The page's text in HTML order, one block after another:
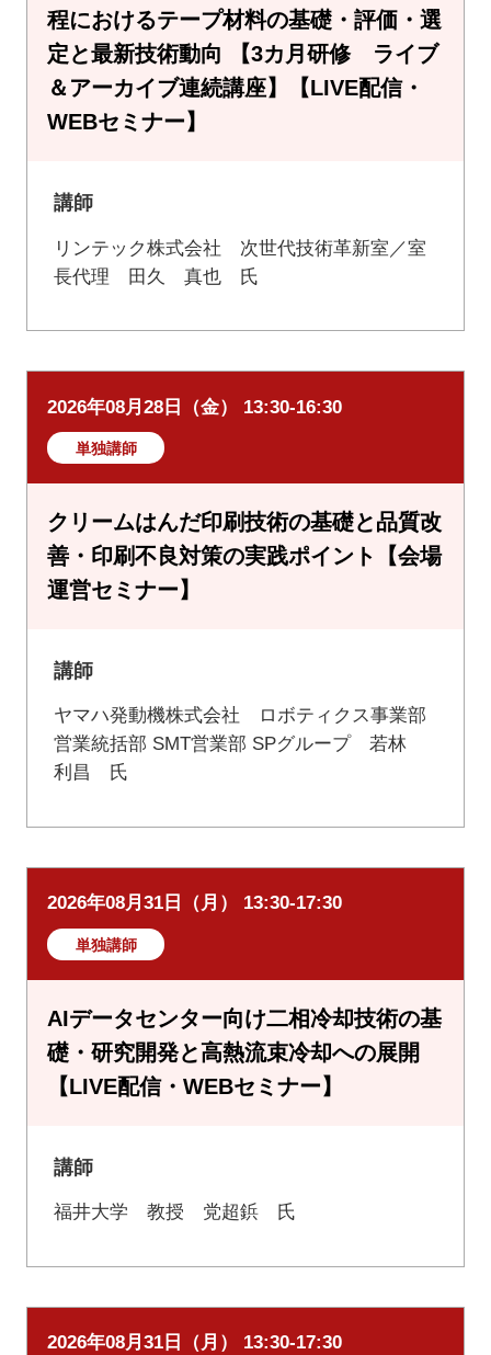
程におけるテープ材料の基礎・評価・選
定と最新技術動向 【3カ月研修 ライブ
＆アーカイブ連続講座】【LIVE配信・
WEBセミナー】
講師
リンテック株式会社 次世代技術革新室／室
長代理 田久 真也 氏
2026年08月28日（金） 13:30-16:30
単独講師
クリームはんだ印刷技術の基礎と品質改
善・印刷不良対策の実践ポイント【会場
運営セミナー】
講師
ヤマハ発動機株式会社 ロボティクス事業部
営業統括部 SMT営業部 SPグループ 若林
利昌 氏
2026年08月31日（月） 13:30-17:30
単独講師
AIデータセンター向け二相冷却技術の基
礎・研究開発と高熱流束冷却への展開
【LIVE配信・WEBセミナー】
講師
福井大学 教授 党超鋲 氏
2026年08月31日（月） 13:30-17:30